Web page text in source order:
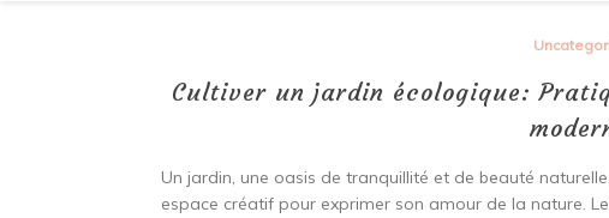
Cultiver un jardin écologique:
Un jardin, une oasis de tranquillité et de beauté
espace créatif pour exprimer son amour de la nature.